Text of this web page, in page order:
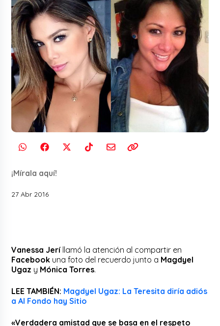
¡Mírala aquí!
27 Abr 2016
Vanessa Jeríllamó la atención al compartir en
Facebook una foto del recuerdo junto a Magdyel
Ugaz y Mónica Torres.
LEE TAMBIÉN: Magdyel Ugaz: La Teresita diría adiós
a Al Fondo hay Sitio
«Verdadera amistad que se basa en el respeto